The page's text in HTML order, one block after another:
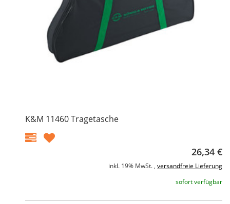
K&M 11460 Tragetasche
26,34 €
inkl. 19% MwSt. , versandfreie Lieferung
sofort verfügbar